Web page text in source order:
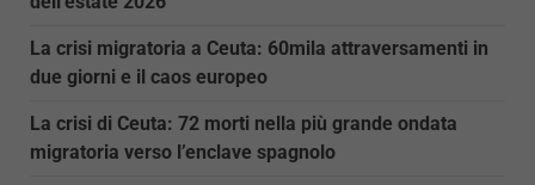
La crisi migratoria a Ceuta: 60mila attraversamenti in
due giorni e il caos europeo
La crisi di Ceuta: 72 morti nella più grande ondata
migratoria verso l’enclave spagnolo